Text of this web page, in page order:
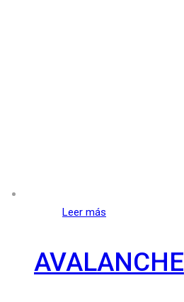
Leer más
AVALANCHE